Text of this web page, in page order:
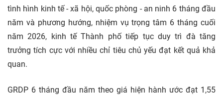
tình hình kinh tế - xã hội, quốc phòng - an ninh 6 tháng đầu
năm và phương hướng, nhiệm vụ trọng tâm 6 tháng cuối
năm 2026, kinh tế Thành phố tiếp tục duy trì đà tăng
trưởng tích cực với nhiều chỉ tiêu chủ yếu đạt kết quả khả
quan.
GRDP 6 tháng đầu năm theo giá hiện hành ước đạt 1,55